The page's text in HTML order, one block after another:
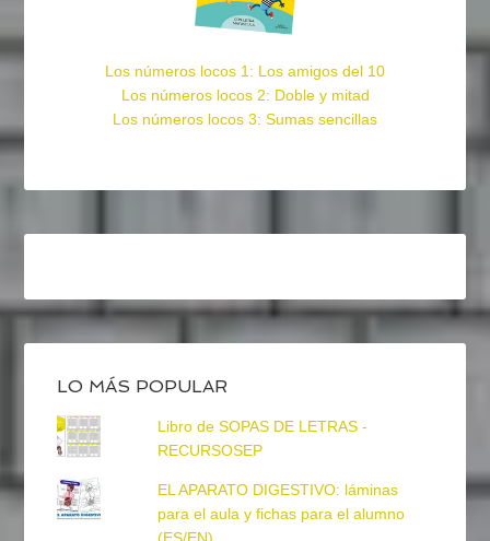
Los números locos 1: Los amigos del 10
Los números locos 2: Doble y mitad
Los números locos 3: Sumas sencillas
LO MÁS POPULAR
Libro de SOPAS DE LETRAS -
RECURSOSEP
EL APARATO DIGESTIVO: láminas
para el aula y fichas para el alumno